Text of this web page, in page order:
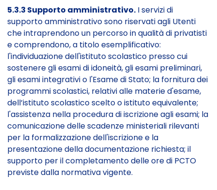
5.3.3 Supporto amministrativo. I servizi di
supporto amministrativo sono riservati agli Utenti
che intraprendono un percorso in qualità di privatisti
e comprendono, a titolo esemplificativo:
l'individuazione dell'istituto scolastico presso cui
sostenere gli esami di idoneità, gli esami preliminari,
gli esami integrativi o l'Esame di Stato; la fornitura dei
programmi scolastici, relativi alle materie d'esame,
dell’istituto scolastico scelto o istituto equivalente;
l'assistenza nella procedura di iscrizione agli esami; la
comunicazione delle scadenze ministeriali rilevanti
per la formalizzazione dell'iscrizione e la
presentazione della documentazione richiesta; il
supporto per il completamento delle ore di PCTO
previste dalla normativa vigente.